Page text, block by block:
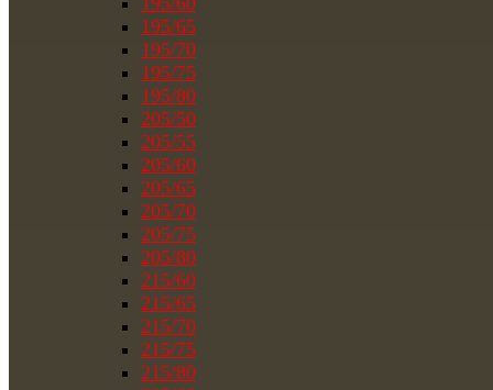
195/65
195/70
195/75
195/80
205/50
205/55
205/60
205/65
205/70
205/75
205/80
215/60
215/65
215/70
215/75
215/80